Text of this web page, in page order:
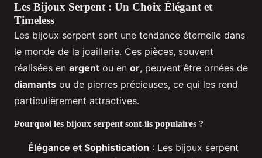
Les Bijoux Serpent : Un Choix Élégant et
Timeless
Les bijoux serpent sont une tendance éternelle dans
le monde de la joaillerie. Ces pièces, souvent
réalisées en argent ou en or, peuvent être ornées de
diamants ou de pierres précieuses, ce qui les rend
particulièrement attractives.
Pourquoi les bijoux serpent sont-ils populaires ?
Élégance et Sophistication : Les bijoux serpent